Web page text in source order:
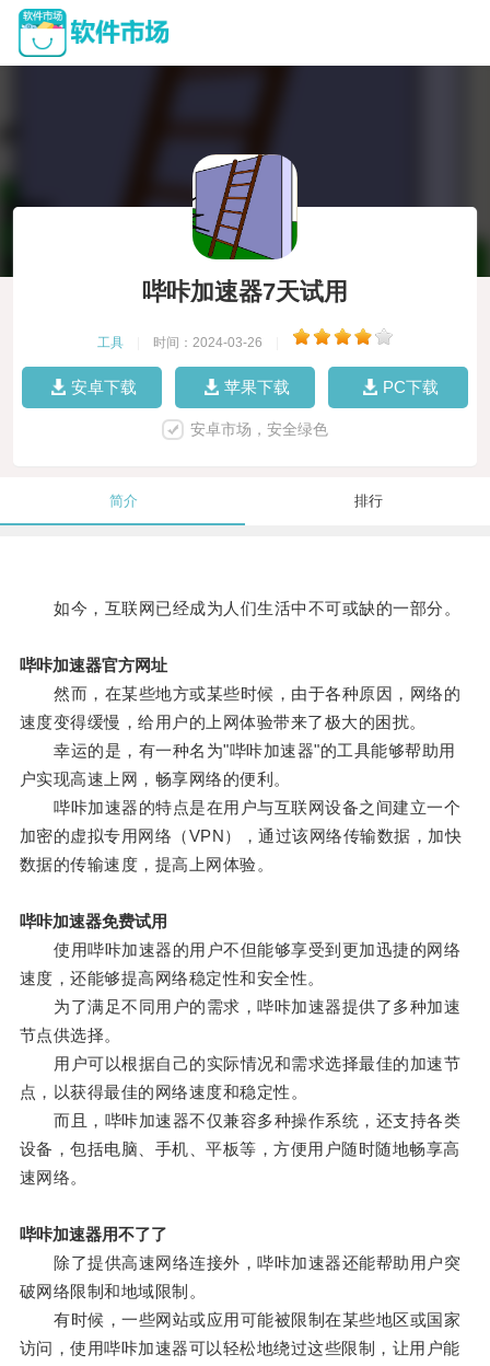
哔咔加速器7天试用
工具 时间：2024-03-26
安卓下载 苹果下载 PC下载
安卓市场，安全绿色
简介 排行
如今，互联网已经成为人们生活中不可或缺的一部分。
哔咔加速器官方网址
然而，在某些地方或某些时候，由于各种原因，网络的
速度变得缓慢，给用户的上网体验带来了极大的困扰。
幸运的是，有一种名为"哔咔加速器"的工具能够帮助用
户实现高速上网，畅享网络的便利。
哔咔加速器的特点是在用户与互联网设备之间建立一个
加密的虚拟专用网络（VPN），通过该网络传输数据，加快
数据的传输速度，提高上网体验。
哔咔加速器免费试用
使用哔咔加速器的用户不但能够享受到更加迅捷的网络
速度，还能够提高网络稳定性和安全性。
为了满足不同用户的需求，哔咔加速器提供了多种加速
节点供选择。
用户可以根据自己的实际情况和需求选择最佳的加速节
点，以获得最佳的网络速度和稳定性。
而且，哔咔加速器不仅兼容多种操作系统，还支持各类
设备，包括电脑、手机、平板等，方便用户随时随地畅享高
速网络。
哔咔加速器用不了了
除了提供高速网络连接外，哔咔加速器还能帮助用户突
破网络限制和地域限制。
有时候，一些网站或应用可能被限制在某些地区或国家
访问，使用哔咔加速器可以轻松地绕过这些限制，让用户能